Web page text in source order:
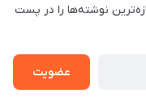
نوشته‌ها را در پست
عضویت